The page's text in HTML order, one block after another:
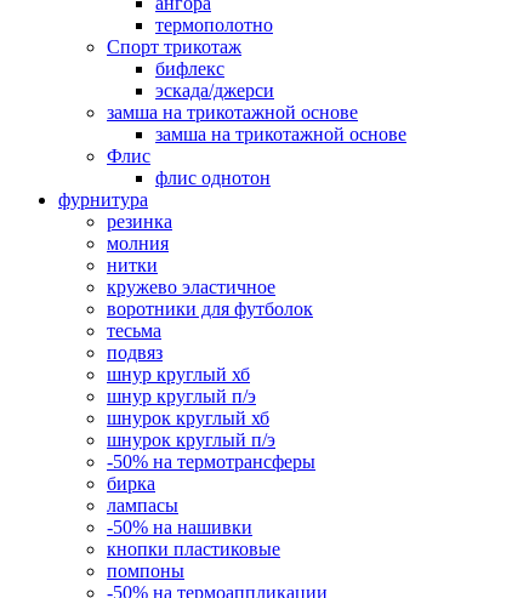
термополотно
Спорт трикотаж
бифлекс
эскада/джерси
замша на трикотажной основе
замша на трикотажной основе
Флис
флис однотон
фурнитура
резинка
молния
нитки
кружево эластичное
воротники для футболок
тесьма
подвяз
шнур круглый хб
шнур круглый п/э
шнурок круглый хб
шнурок круглый п/э
-50% на термотрансферы
бирка
лампасы
-50% на нашивки
кнопки пластиковые
помпоны
-50% на термоаппликации